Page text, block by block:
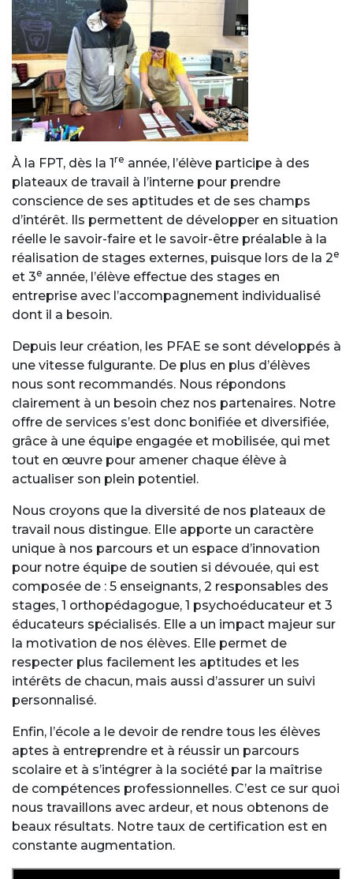
À la FPT, dès la 1re année, l’élève participe à des
plateaux de travail à l’interne pour prendre
conscience de ses aptitudes et de ses champs
d’intérêt. Ils permettent de développer en situation
réelle le savoir-faire et le savoir-être préalable à la
réalisation de stages externes, puisque lors de la 2e
et 3e année, l’élève effectue des stages en
entreprise avec l’accompagnement individualisé
dont il a besoin.
Depuis leur création, les PFAE se sont développés à
une vitesse fulgurante. De plus en plus d’élèves
nous sont recommandés. Nous répondons
clairement à un besoin chez nos partenaires. Notre
offre de services s’est donc bonifiée et diversifiée,
grâce à une équipe engagée et mobilisée, qui met
tout en œuvre pour amener chaque élève à
actualiser son plein potentiel.
Nous croyons que la diversité de nos plateaux de
travail nous distingue. Elle apporte un caractère
unique à nos parcours et un espace d’innovation
pour notre équipe de soutien si dévouée, qui est
composée de : 5 enseignants, 2 responsables des
stages, 1 orthopédagogue, 1 psychoéducateur et 3
éducateurs spécialisés. Elle a un impact majeur sur
la motivation de nos élèves. Elle permet de
respecter plus facilement les aptitudes et les
intérêts de chacun, mais aussi d’assurer un suivi
personnalisé.
Enfin, l’école a le devoir de rendre tous les élèves
aptes à entreprendre et à réussir un parcours
scolaire et à s’intégrer à la société par la maîtrise
de compétences professionnelles. C’est ce sur quoi
nous travaillons avec ardeur, et nous obtenons de
beaux résultats. Notre taux de certification est en
constante augmentation.